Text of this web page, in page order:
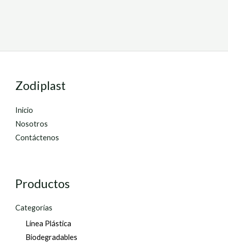
Zodiplast
Inicio
Nosotros
Contáctenos
Productos
Categorías
Línea Plástica
Biodegradables